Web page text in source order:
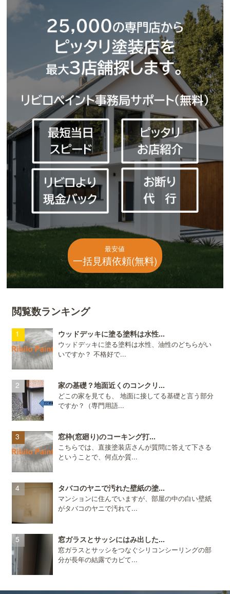
最安値
一括見積依頼(無料)
閲覧数ランキング
ウッドデッキに塗る塗料は水性...
ウッドデッキに塗る塗料は水性、油性のどちらがい
いですか？ 不格好で...
家の基礎？地面近くのコンクリ...
どこの家を見ても、 地面に接してる基礎と言う部分
ですか？（専門用語...
窓枠(窓廻り)のコーキング打...
こちらでは、直接塗装店さんが質問に答えて下さる
ということで、何点か質...
タバコのヤニで汚れた壁紙の塗...
マンションに住んでいますが、部屋の中の白い壁紙
がタバコのヤニで汚れて...
窓ガラスとサッシにはみ出した...
窓ガラスとサッシをつなぐシリコンシーリングの部
分が長年の結露でカビて...